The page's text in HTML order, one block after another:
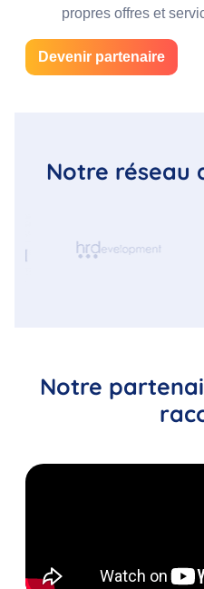
propres offres et
Devenir partenaire
Notre réseau
Notre